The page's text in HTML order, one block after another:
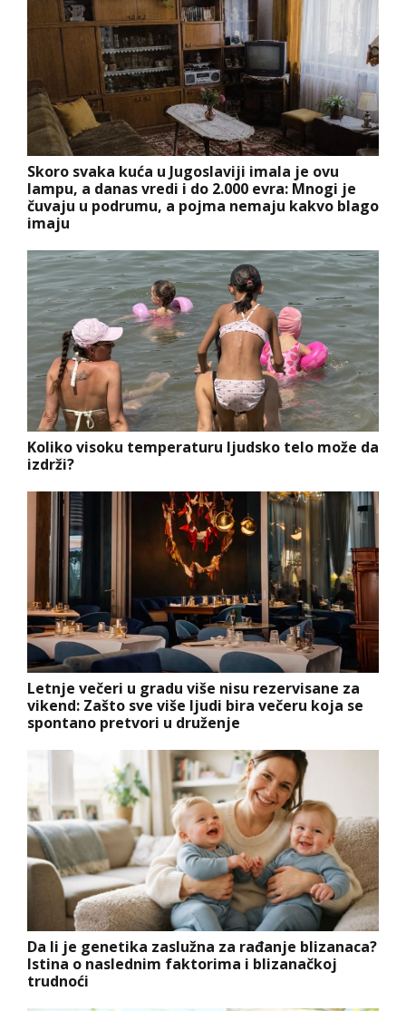
Skoro svaka kuća u Jugoslaviji imala je ovu
lampu, a danas vredi i do 2.000 evra: Mnogi je
čuvaju u podrumu, a pojma nemaju kakvo blago
imaju
Koliko visoku temperaturu ljudsko telo može da
izdrži?
Letnje večeri u gradu više nisu rezervisane za
vikend: Zašto sve više ljudi bira večeru koja se
spontano pretvori u druženje
Da li je genetika zaslužna za rađanje blizanaca?
Istina o naslednim faktorima i blizanačkoj
trudnoći